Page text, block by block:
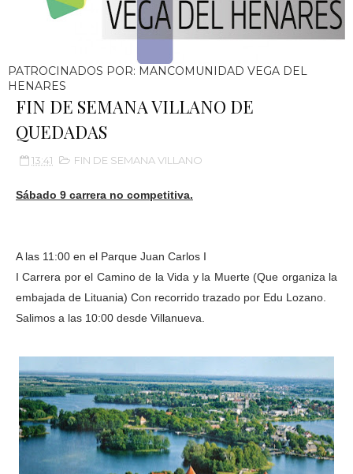
PATROCINADOS POR: MANCOMUNIDAD VEGA DEL
HENARES
FIN DE SEMANA VILLANO DE
QUEDADAS
13:41 FIN DE SEMANA VILLANO
Sábado 9 carrera no competitiva.
A las 11:00 en el Parque Juan Carlos I
I Carrera por el Camino de la Vida y la Muerte (Que organiza la
embajada de Lituania) Con recorrido trazado por Edu Lozano.
Salimos a las 10:00 desde Villanueva.